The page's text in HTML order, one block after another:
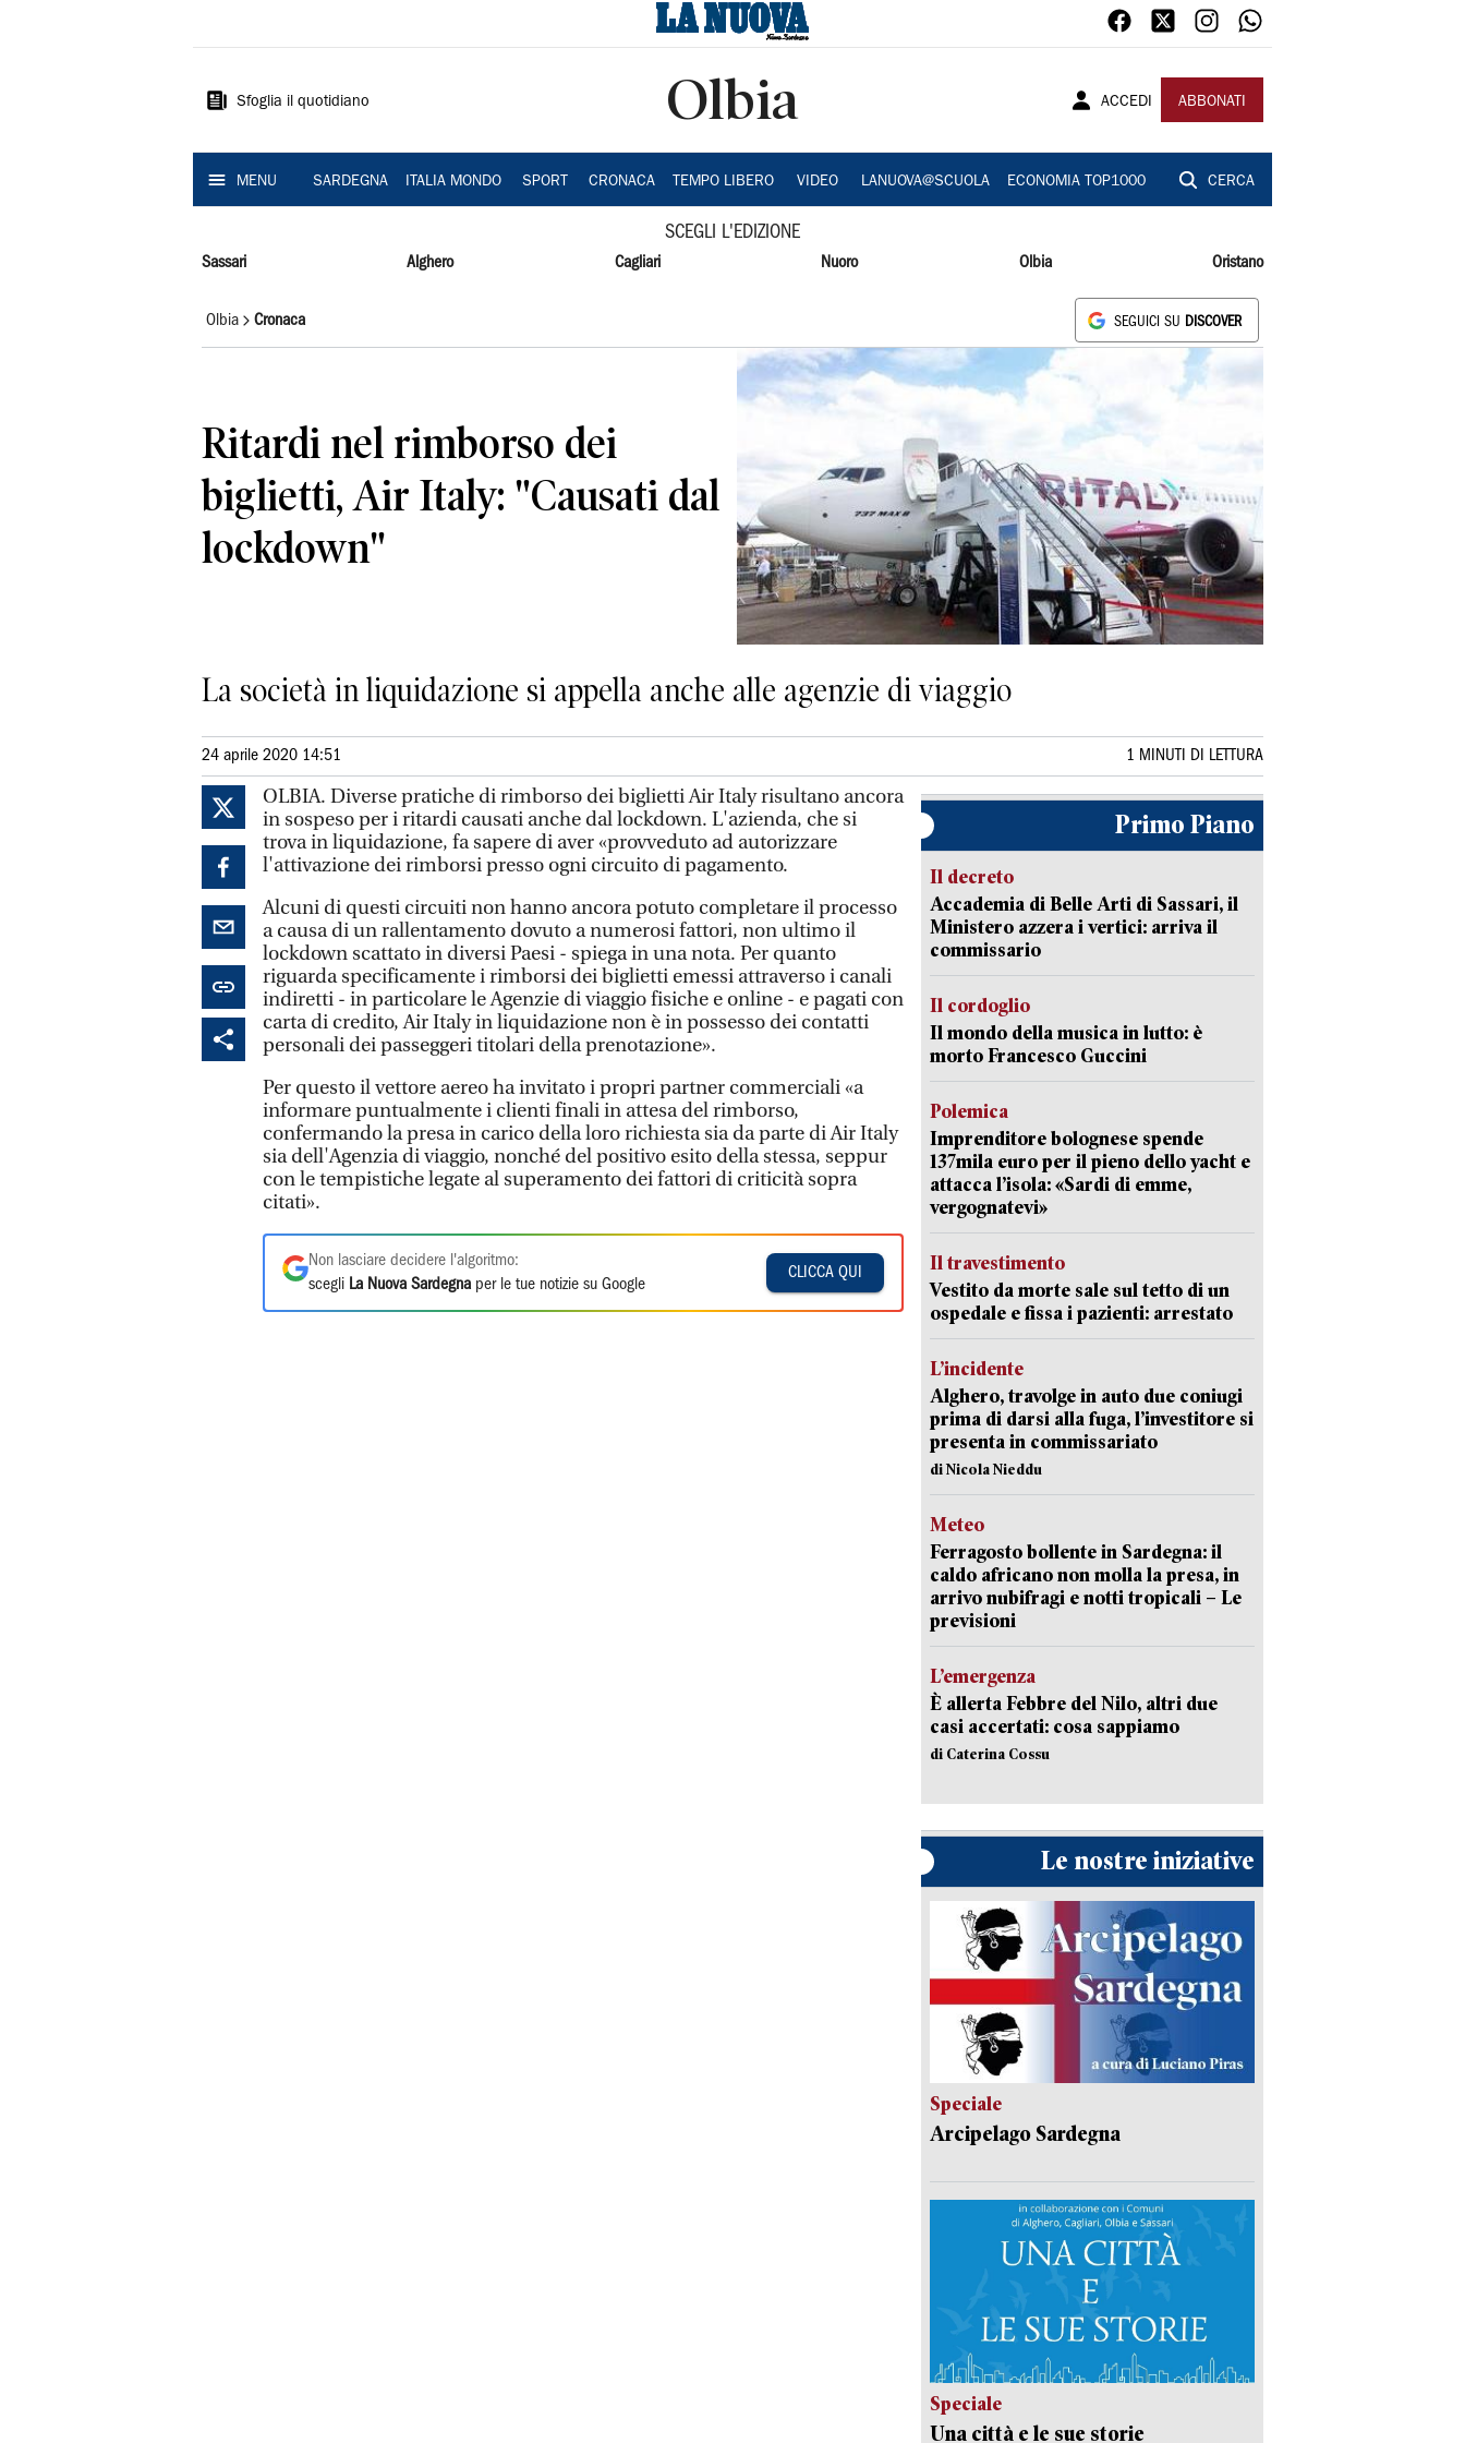
Sardegna
Sfoglia il quotidiano Olbia ACCEDI ABBONATI
MENU SARDEGNA ITALIA MONDO SPORT CRONACA TEMPO LIBERO VIDEO LANUOVA@SCUOLA ECONOMIA TOP1000 CERCA
SCEGLI L'EDIZIONE
Sassari Alghero Cagliari Nuoro Olbia Oristano
Olbia Cronaca SEGUICI SU DISCOVER
Ritardi nel rimborso dei
biglietti, Air Italy: "Causati dal
lockdown"
La società in liquidazione si appella anche alle agenzie di viaggio
24 aprile 2020 14:51 1 MINUTI DI LETTURA
OLBIA. Diverse pratiche di rimborso dei biglietti Air Italy risultano ancora
in sospeso per i ritardi causati anche dal lockdown. L'azienda, che si
trova in liquidazione, fa sapere di aver «provveduto ad autorizzare
l'attivazione dei rimborsi presso ogni circuito di pagamento.
Alcuni di questi circuiti non hanno ancora potuto completare il processo
a causa di un rallentamento dovuto a numerosi fattori, non ultimo il
lockdown scattato in diversi Paesi - spiega in una nota. Per quanto
riguarda specificamente i rimborsi dei biglietti emessi attraverso i canali
indiretti - in particolare le Agenzie di viaggio fisiche e online - e pagati con
carta di credito, Air Italy in liquidazione non è in possesso dei contatti
personali dei passeggeri titolari della prenotazione».
Per questo il vettore aereo ha invitato i propri partner commerciali «a
informare puntualmente i clienti finali in attesa del rimborso,
confermando la presa in carico della loro richiesta sia da parte di Air Italy
sia dell'Agenzia di viaggio, nonché del positivo esito della stessa, seppur
con le tempistiche legate al superamento dei fattori di criticità sopra
citati».
Non lasciare decidere l'algoritmo:
scegli La Nuova Sardegna per le tue notizie su Google
CLICCA QUI
Primo Piano
Il decreto
Accademia di Belle Arti di Sassari, il
Ministero azzera i vertici: arriva il
commissario
Il cordoglio
Il mondo della musica in lutto: è
morto Francesco Guccini
Polemica
Imprenditore bolognese spende
137mila euro per il pieno dello yacht e
attacca l’isola: «Sardi di emme,
vergognatevi»
Il travestimento
Vestito da morte sale sul tetto di un
ospedale e fissa i pazienti: arrestato
L’incidente
Alghero, travolge in auto due coniugi
prima di darsi alla fuga, l’investitore si
presenta in commissariato
di Nicola Nieddu
Meteo
Ferragosto bollente in Sardegna: il
caldo africano non molla la presa, in
arrivo nubifragi e notti tropicali – Le
previsioni
L’emergenza
È allerta Febbre del Nilo, altri due
casi accertati: cosa sappiamo
di Caterina Cossu
Le nostre iniziative
Speciale
Arcipelago Sardegna
Speciale
Una città e le sue storie